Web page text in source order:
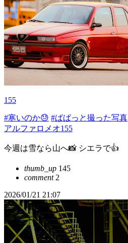
155
#寒いのか😓 #ぱぱっと撮った写真
アルファロメオ155
今週は雪なら山へ📸 シエラで👍
thumb_up 145
comment2
2026/01/21 21:07